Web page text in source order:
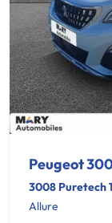
Peugeot
3008 Puretech
Allure